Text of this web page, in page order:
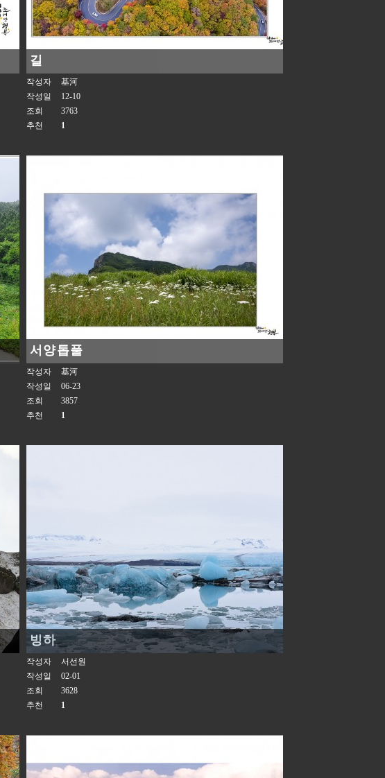
길
작성자
基河
작성일
12-10
조회
3763
추천
1
서양톱풀
작성자
基河
작성일
06-23
조회
3857
추천
1
빙하
작성자
서선원
작성일
02-01
조회
3628
추천
1